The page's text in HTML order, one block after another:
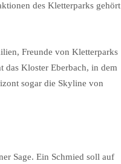
des Kletterparks gehört
Freunde von Kletterparks
das Kloster Eberbach, in dem
sogar die Skyline von
Sage. Ein Schmied soll auf